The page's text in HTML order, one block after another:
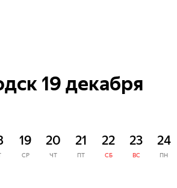
19 декабря
19
СР
20
ЧТ
21
ПТ
22
СБ
23
ВС
24
ПН